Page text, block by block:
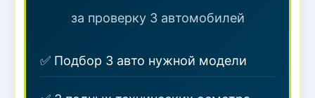
за проверку 3 автомобилей
✅ Подбор 3 авто нужной модели